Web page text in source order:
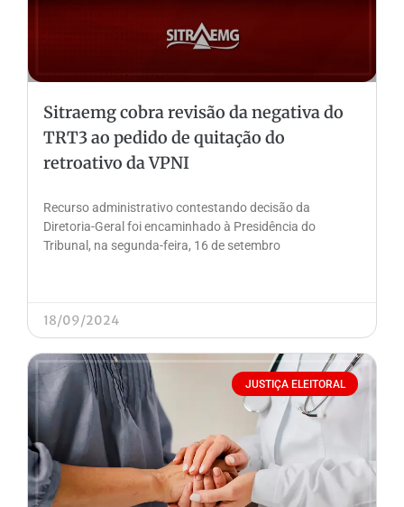
Sitraemg cobra revisão da negativa do
TRT3 ao pedido de quitação do
retroativo da VPNI
Recurso administrativo contestando decisão da
Diretoria-Geral foi encaminhado à Presidência do
Tribunal, na segunda-feira, 16 de setembro
18/09/2024
JUSTIÇA ELEITORAL